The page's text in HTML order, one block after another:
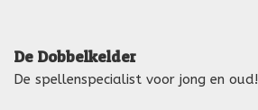
De Dobbelkelder
De spellenspecialist voor jong en oud!